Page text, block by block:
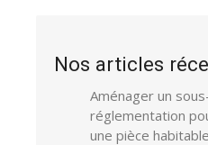
Nos articles
Aménager un
réglementation
une pièce habitable